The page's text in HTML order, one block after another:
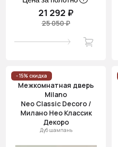
21 292 ₽
25 050 ₽
- 15% скидка
Межкомнатная дверь
Milano
Neo Classic Decoro /
Милано Нео Классик
Декоро
Дуб шампань